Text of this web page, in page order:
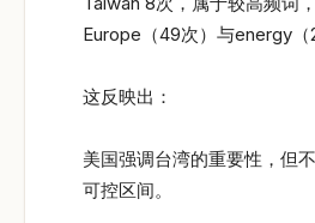
Europe（49次）与energy（
这反映出：
美国强调台湾的重要性，但
可控区间。